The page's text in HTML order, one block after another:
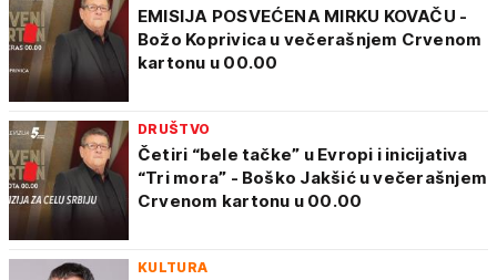
EMISIJA POSVEĆENA MIRKU KOVAČU -
Božo Koprivica u večerašnjem Crvenom
kartonu u 00.00
DRUŠTVO
Četiri “bele tačke” u Evropi i inicijativa
“Tri mora” - Boško Jakšić u večerašnjem
Crvenom kartonu u 00.00
KULTURA